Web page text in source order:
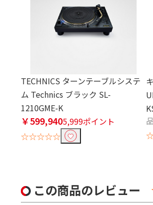
TECHNICS ターンテーブルシステ
ム Technics ブラック SL-
1210GME-K
￥599,9405,999ポイント
☆☆☆☆☆
この商品のレビュー